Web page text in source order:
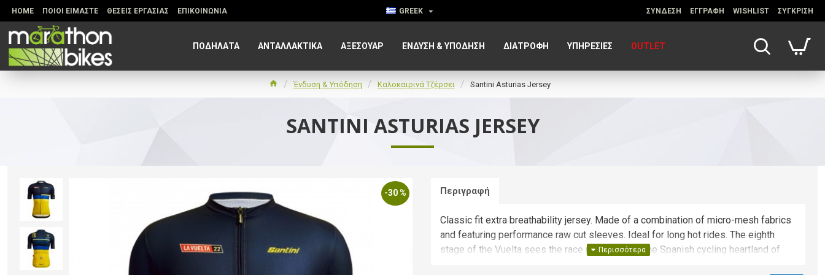
HOME ΠΟΙΟΙ ΕΙΜΑΣΤΕ ΘΕΣΕΙΣ ΕΡΓΑΣΙΑΣ ΕΠΙΚΟΙΝΩΝΙΑ GREEK ΣΥΝΔΕΣΗ ΕΓΓΡΑΦΗ WISHLIST ΣΥΓΚΡΙΣΗ
ΠΟΔΗΛΑΤΑ ΑΝΤΑΛΛΑΚΤΙΚΑ ΑΞΕΣΟΥΆΡ ΈΝΔΥΣΗ & ΥΠΌΔΗΣΗ ΔΙΑΤΡΟΦΉ ΥΠΗΡΕΣΊΕΣ OUTLET
Ένδυση & Υπόδηση Καλοκαιρινά Τζέρσει Santini Asturias Jersey
SANTINI ASTURIAS JERSEY
-30 % Περιγραφή
Classic fit extra breathability jersey. Made of a combination of micro-mesh fabrics
and featuring performance raw cut sleeves. Ideal for long hot rides. The eighth
stage of the Vuelta sees the race pass through the Spanish cycling heartland of